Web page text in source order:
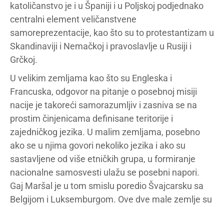
katoličanstvo je i u Španiji i u Poljskoj podjednako
centralni element veličanstvene
samoreprezentacije, kao što su to protestantizam u
Skandinaviji i Nemačkoj i pravoslavlje u Rusiji i
Grčkoj.
U velikim zemljama kao što su Engleska i
Francuska, odgovor na pitanje o posebnoj misiji
nacije je takoreći samorazumljiv i zasniva se na
prostim činjenicama definisane teritorije i
zajedničkog jezika. U malim zemljama, posebno
ako se u njima govori nekoliko jezika i ako su
sastavljene od više etničkih grupa, u formiranje
nacionalne samosvesti ulažu se posebni napori.
Gaj Maršal je u tom smislu poredio Švajcarsku sa
Belgijom i Luksemburgom. Ove dve male zemlje su